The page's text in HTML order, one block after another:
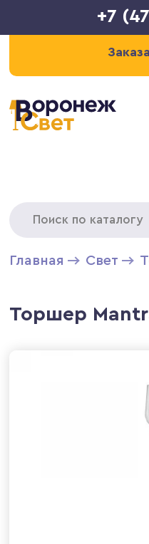
+7
Главная Свет
Торшер